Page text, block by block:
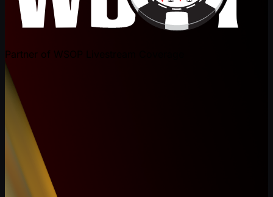
Partner of WSOP Livestream Coverage